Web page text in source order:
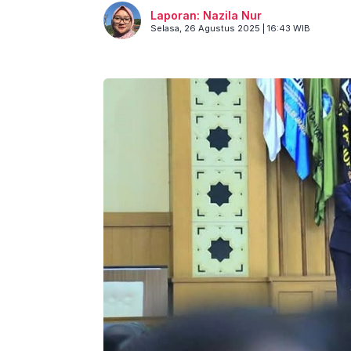
Laporan: Nazila Nur
Selasa, 26 Agustus 2025 | 16:43 WIB